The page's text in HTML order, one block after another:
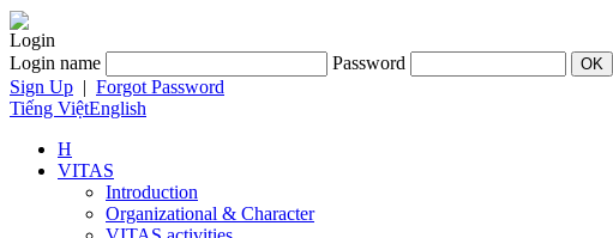
Login
Login name
Password
Sign Up | Forgot Password
Tiếng ViệtEnglish
H
VITAS
Introduction
Organizational & Character